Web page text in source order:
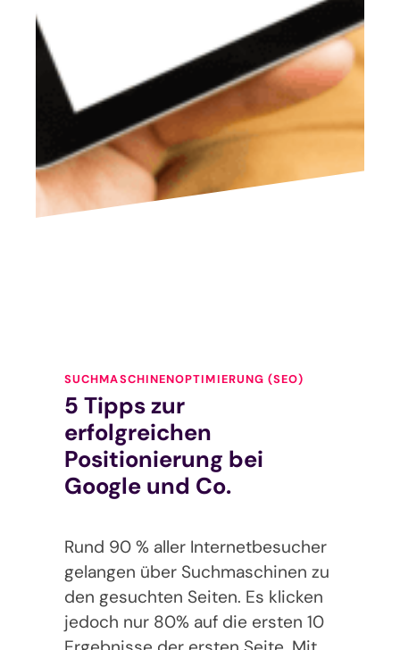
SUCHMASCHINENOPTIMIERUNG (SEO)
5 Tipps zur
erfolgreichen
Positionierung bei
Google und Co.
Rund 90 % aller Internetbesucher
gelangen über Suchmaschinen zu
den gesuchten Seiten. Es klicken
jedoch nur 80% auf die ersten 10